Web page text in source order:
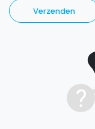
Verzenden